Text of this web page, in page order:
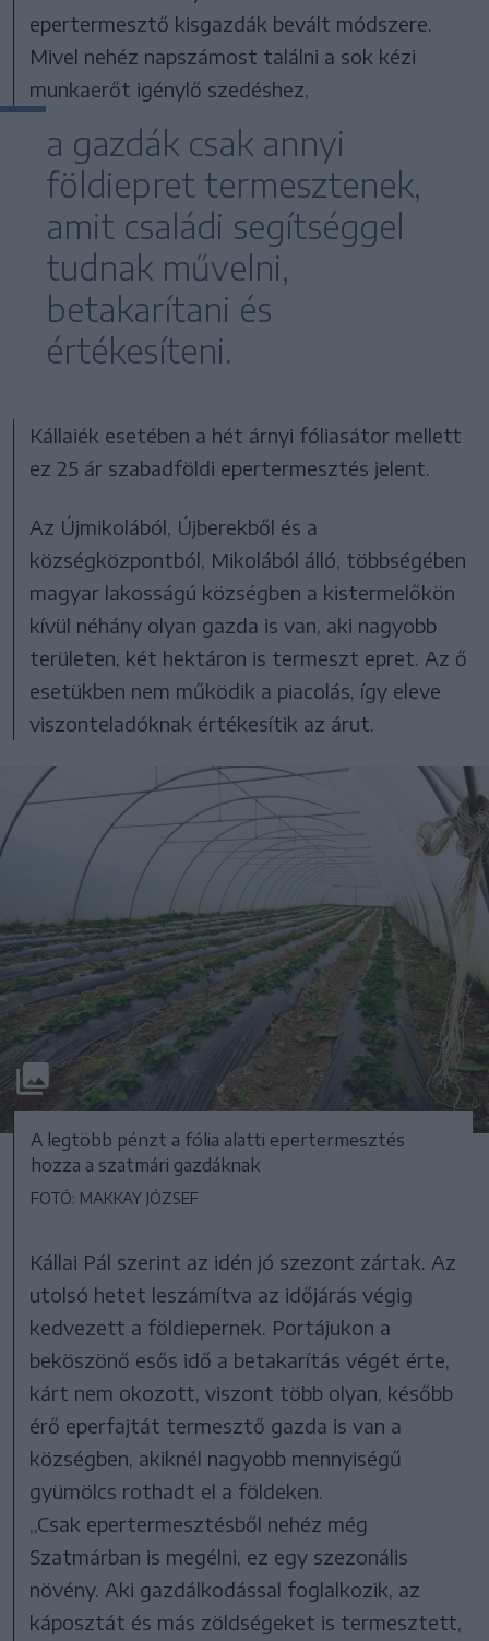
epertermesztő kisgazdák bevált módszere.
Mivel nehéz napszámost találni a sok kézi
munkaerőt igénylő szedéshez,
a gazdák csak annyi
földiepret termesztenek,
amit családi segítséggel
tudnak művelni,
betakarítani és
értékesíteni.
Kállaiék esetében a hét árnyi fóliasátor mellett
ez 25 ár szabadföldi epertermesztés jelent.
Az Újmikolából, Újberekből és a
községközpontból, Mikolából álló, többségében
magyar lakosságú községben a kistermelőkön
kívül néhány olyan gazda is van, aki nagyobb
területen, két hektáron is termeszt epret. Az ő
esetükben nem működik a piacolás, így eleve
viszonteladóknak értékesítik az árut.
A legtöbb pénzt a fólia alatti epertermesztés
hozza a szatmári gazdáknak
FOTÓ: MAKKAY JÓZSEF
Kállai Pál szerint az idén jó szezont zártak. Az
utolsó hetet leszámítva az időjárás végig
kedvezett a földiepernek. Portájukon a
beköszönő esős idő a betakarítás végét érte,
kárt nem okozott, viszont több olyan, később
érő eperfajtát termesztő gazda is van a
községben, akiknél nagyobb mennyiségű
gyümölcs rothadt el a földeken.
,,Csak epertermesztésből nehéz még
Szatmárban is megélni, ez egy szezonális
növény. Aki gazdálkodással foglalkozik, az
káposztát és más zöldségeket is termesztett,